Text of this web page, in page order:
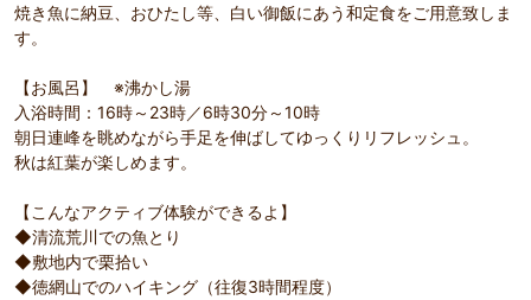
焼き魚に納豆、おひたし等、白い御飯にあう和定食をご用意致しま
す。
【お風呂】 ※沸かし湯
入浴時間：16時～23時／6時30分～10時
朝日連峰を眺めながら手足を伸ばしてゆっくりリフレッシュ。
秋は紅葉が楽しめます。
【こんなアクティブ体験ができるよ】
◆清流荒川での魚とり
◆敷地内で栗拾い
◆徳網山でのハイキング（往復3時間程度）